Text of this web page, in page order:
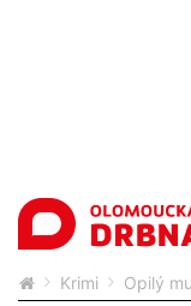
Krimi Opilý